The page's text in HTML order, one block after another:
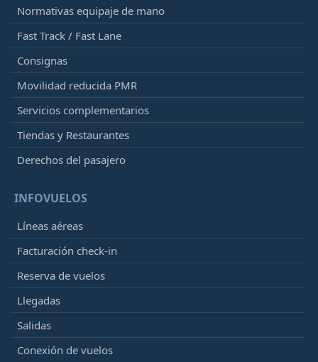
Normativas equipaje de mano
Fast Track / Fast Lane
Consignas
Movilidad reducida PMR
Servicios complementarios
Tiendas y Restaurantes
Derechos del pasajero
INFOVUELOS
Líneas aéreas
Facturación check-in
Reserva de vuelos
Llegadas
Salidas
Conexión de vuelos